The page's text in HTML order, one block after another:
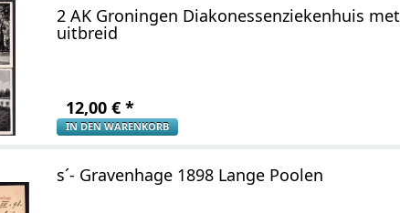
2 AK Groningen Diakonessenziekenhuis met
uitbreid
12,00 € *
IN DEN WARENKORB
s´- Gravenhage 1898 Lange Poolen